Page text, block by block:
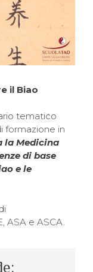
il Biao
tematico
formazione in
la Medicina
di base
e le
ASA e ASCA.